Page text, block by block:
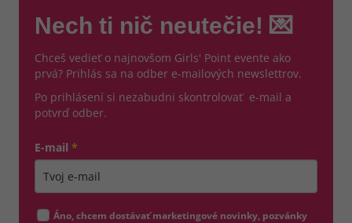
Nech ti nič neutečie! 💌
Chceš vedieť o najnovšom Girls' Point evente ako
prvá? Prihlás sa na odber e-mailových newslettrov.
Po prihlásení si nezabudni skontrolovať e-mail a
potvrď odber.
E-mail *
Áno, chcem dostávať marketingové novinky, pozvánky